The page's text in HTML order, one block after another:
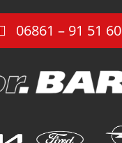
06861 – 91 51 60